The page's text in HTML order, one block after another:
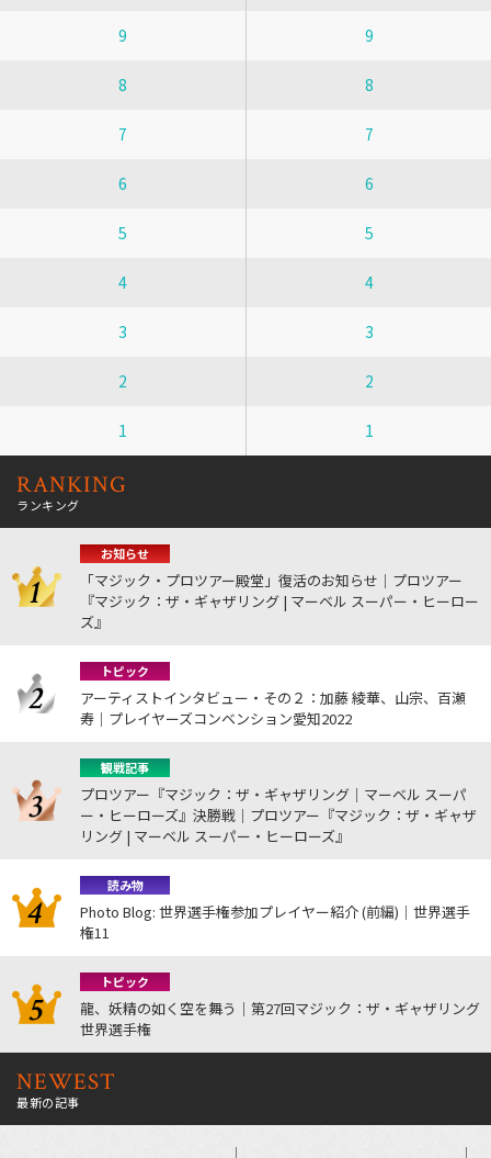
9 9
8 8
7 7
6 6
5 5
4 4
3 3
2 2
1 1
RANKING
ランキング
お知らせ
「マジック・プロツアー殿堂」復活のお知らせ｜プロツアー
『マジック：ザ・ギャザリング | マーベル スーパー・ヒーロー
ズ』
トピック
アーティストインタビュー・その２：加藤 綾華、山宗、百瀬
寿｜プレイヤーズコンベンション愛知2022
観戦記事
プロツアー『マジック：ザ・ギャザリング｜マーベル スーパ
ー・ヒーローズ』決勝戦｜プロツアー『マジック：ザ・ギャザ
リング | マーベル スーパー・ヒーローズ』
読み物
Photo Blog: 世界選手権参加プレイヤー紹介 (前編)｜世界選手
権11
トピック
龍、妖精の如く空を舞う｜第27回マジック：ザ・ギャザリング
世界選手権
NEWEST
最新の記事